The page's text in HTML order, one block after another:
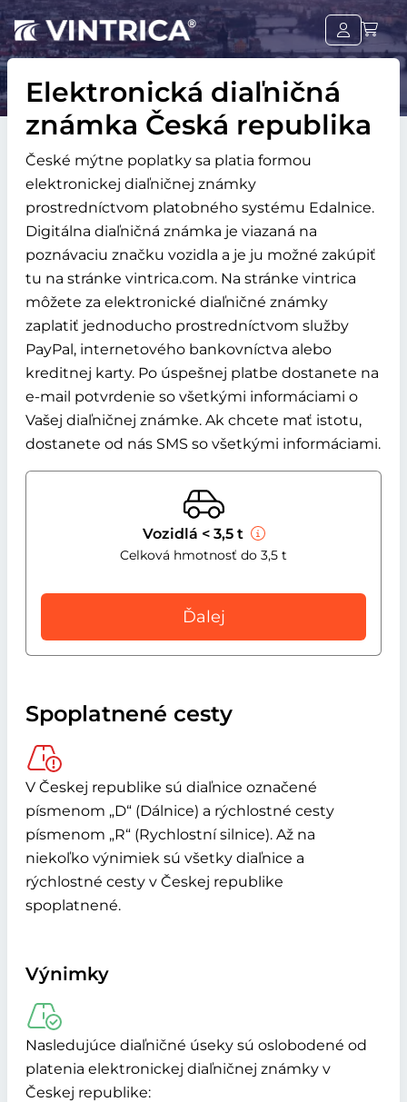
Elektronická diaľničná
známka Česká republika
České mýtne poplatky sa platia formou
elektronickej diaľničnej známky
prostredníctvom platobného systému Edalnice.
Digitálna diaľničná známka je viazaná na
poznávaciu značku vozidla a je ju možné zakúpiť
tu na stránke vintrica.com. Na stránke vintrica
môžete za elektronické diaľničné známky
zaplatiť jednoducho prostredníctvom služby
PayPal, internetového bankovníctva alebo
kreditnej karty. Po úspešnej platbe dostanete na
e-mail potvrdenie so všetkými informáciami o
Vašej diaľničnej známke. Ak chcete mať istotu,
dostanete od nás SMS so všetkými informáciami.
Vozidlá < 3,5 t
Celková hmotnosť do 3,5 t
Ďalej
Spoplatnené cesty
V Českej republike sú diaľnice označené
písmenom „D“ (Dálnice) a rýchlostné cesty
písmenom „R“ (Rychlostní silnice). Až na
niekoľko výnimiek sú všetky diaľnice a
rýchlostné cesty v Českej republike
spoplatnené.
Výnimky
Nasledujúce diaľničné úseky sú oslobodené od
platenia elektronickej diaľničnej známky v
Českej republike: